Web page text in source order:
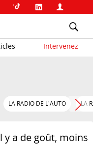
Intervenez
LA RADIO DE L'AUTO LA
y a de goût, moins